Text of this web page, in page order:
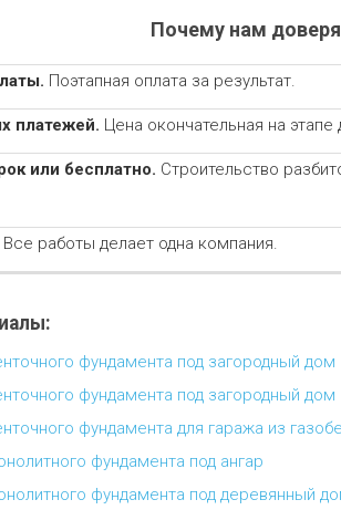
Почему нам
Поэтапная оплата за результат.
платежей. Цена окончательная на этапе
или бесплатно. Строительство
Все работы делает одна компания.
фундамента под загородный
фундамента под загородный дом
фундамента для гаража из
фундамента под ангар
фундамента под деревянный